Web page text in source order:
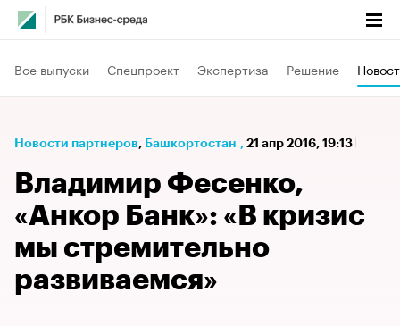
Все выпуски Спецпроект Экспертиза Решение
Новости партнеров⁠, Башкортостан , 21 апр 2016, 19:13
Владимир Фесенко,
«Анкор Банк»: «В кризис
мы стремительно
развиваемся»